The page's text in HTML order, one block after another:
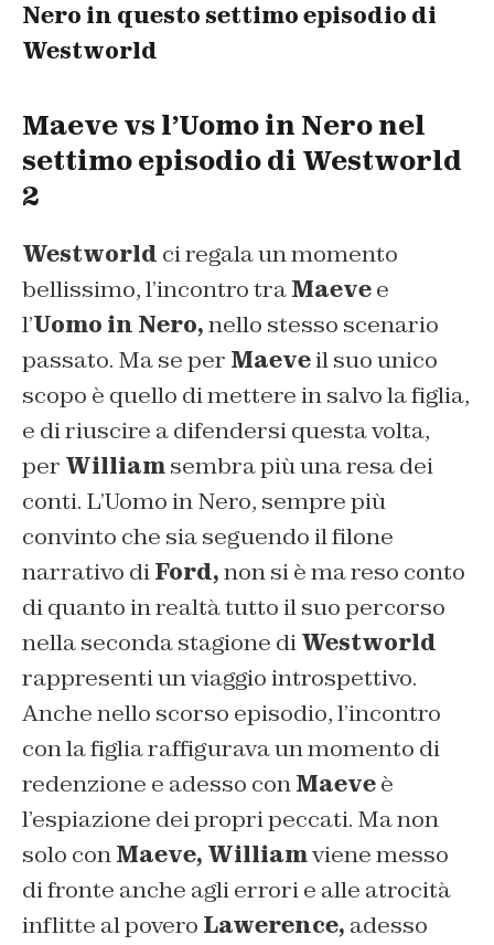
Nero in questo settimo episodio di
Westworld
Maeve vs l’Uomo in Nero nel
settimo episodio di Westworld
2
Westworld ci regala un momento
bellissimo, l’incontro traMaevee
l’Uomo in Nero,nello stesso scenario
passato. Ma se per Maeveil suo unico
scopo è quello di mettere in salvo la figlia,
e di riuscire a difendersi questa volta,
per Williamsembra più una resa dei
conti. L’Uomo in Nero, sempre più
convinto che sia seguendo il filone
narrativo diFord,non si è ma reso conto
di quanto in realtà tutto il suo percorso
nella seconda stagione diWestworld
rappresenti un viaggio introspettivo.
Anche nello scorso episodio, l’incontro
con la figlia raffigurava un momento di
redenzione e adesso conMaeveè
l’espiazione dei propri peccati. Ma non
solo conMaeve, Williamviene messo
di fronte anche agli errori e alle atrocità
inflitte al povero Lawerence, adesso